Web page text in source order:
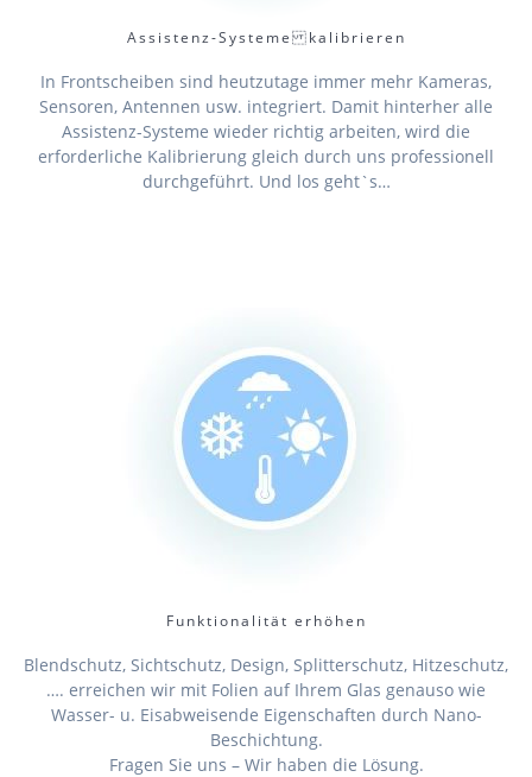
Assistenz-Systeme kalibrieren
In Frontscheiben sind heutzutage immer mehr Kameras,
Sensoren, Antennen usw. integriert. Damit hinterher alle
Assistenz-Systeme wieder richtig arbeiten, wird die
erforderliche Kalibrierung gleich durch uns professionell
durchgeführt. Und los geht`s…
Funktionalität erhöhen
Blendschutz, Sichtschutz, Design, Splitterschutz, Hitzeschutz,
…. erreichen wir mit Folien auf Ihrem Glas genauso wie
Wasser- u. Eisabweisende Eigenschaften durch Nano-
Beschichtung.
Fragen Sie uns – Wir haben die Lösung.